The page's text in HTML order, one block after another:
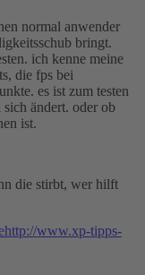
normal anwender
bringt.
ich kenne meine
die fps bei
es ist zum testen
ändert. oder ob
ist.
die stirbt, wer hilft
http://www.xp-tipps-